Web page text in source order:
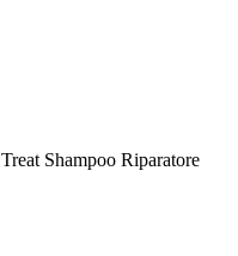
Treat Shampoo Riparatore